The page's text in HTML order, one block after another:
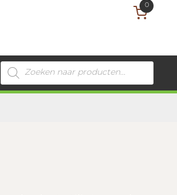
0
Recherche
de
produits